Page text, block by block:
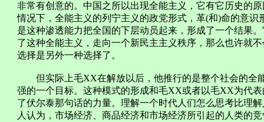
非常有创意的。中国之所以出现全能主义，它有它历史的
情况下，全能主义的列宁主义的政党形式，革(和)命的意
是这种渗透能力把全国的下层动员起来，形成了一个结果
了这种全能主义，走向一个新民主主义秩序，那么也许就
选择是另外一种选择了。
但实际上毛XX在解放以后，他推行的是整个社会的全
强的一个目标。这种模式的形成和毛XX或者以毛XX为代
了伏尔泰那句话的力量。理解一个时代人们怎么思考比理
人认为，市场经济、商品经济和市场经济所引起的人类的